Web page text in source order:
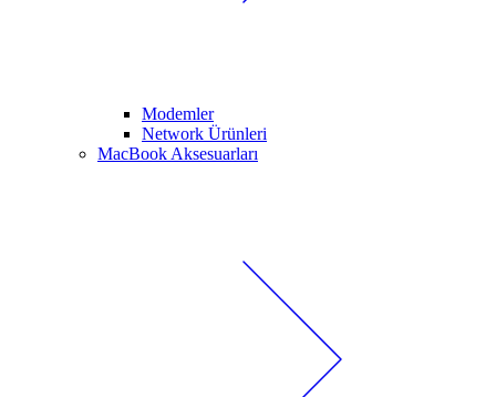
Modemler
Network Ürünleri
MacBook Aksesuarları